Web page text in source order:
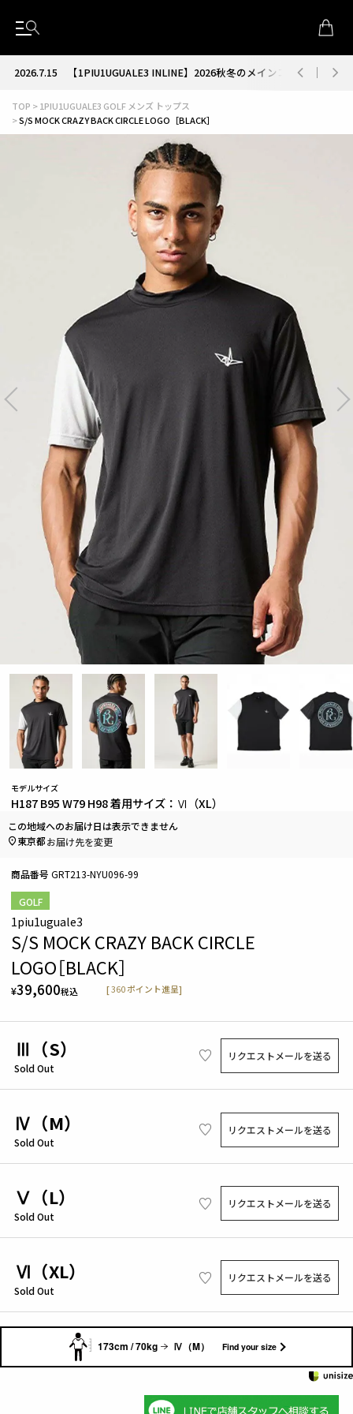
2026.7.15【1PIU1UGUALE3 INLINE】2026秋冬のメインコレクションが
TOP
1PIU1UGUALE3 GOLF メンズ トップス
S/S MOCK CRAZY BACK CIRCLE LOGO［BLACK］
GOLF
モデルサイズ
H187 B95 W79 H98 着用サイズ：Ⅵ（XL）
1piu1uguale3
S/S MOCK CRAZY BACK CIRCLE
LOGO［BLACK］
¥39,600税込 [360 ポイント進呈]
商品番号 GRT213-NYU096-99
Ⅲ（S）
Sold Out
リクエストメールを送る
Ⅳ（M）
Sold Out
リクエストメールを送る
Ⅴ（L）
Sold Out
リクエストメールを送る
Ⅵ（XL）
Sold Out
リクエストメールを送る
173cm / 70kg Ⅳ（M） Find your size
この地域へのお届け日は表示できません
東京都お届け先を変更